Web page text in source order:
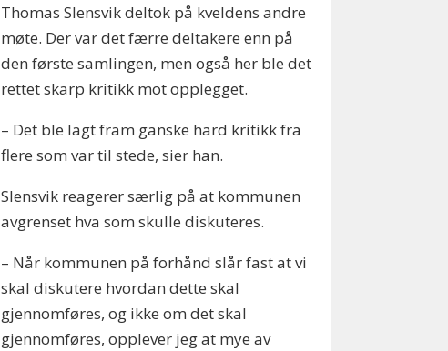
Thomas Slensvik deltok på kveldens andre
møte. Der var det færre deltakere enn på
den første samlingen, men også her ble det
rettet skarp kritikk mot opplegget.
– Det ble lagt fram ganske hard kritikk fra
flere som var til stede, sier han.
Slensvik reagerer særlig på at kommunen
avgrenset hva som skulle diskuteres.
– Når kommunen på forhånd slår fast at vi
skal diskutere hvordan dette skal
gjennomføres, og ikke om det skal
gjennomføres, opplever jeg at mye av